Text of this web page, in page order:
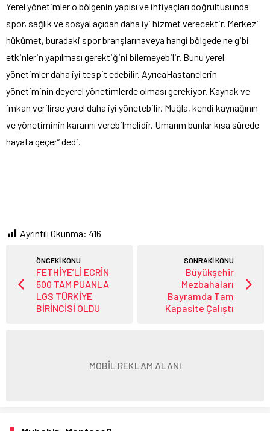
Yerel yönetimler o bölgenin yapısı ve ihtiyaçları doğrultusunda
spor, sağlık ve sosyal açıdan daha iyi hizmet verecektir. Merkezi
hükümet, buradaki spor branşlarınaveya hangi bölgede ne gibi
etkinlerin yapılması gerektiğini bilemeyebilir. Bunu yerel
yönetimler daha iyi tespit edebilir. AyrıcaHastanelerin
yönetiminin deyerel yönetimlerde olması gerekiyor. Kaynak ve
imkan verilirse yerel daha iyi yönetebilir. Muğla, kendi kaynağının
ve yönetiminin kararını verebilmelidir. Umarım bunlar kısa sürede
hayata geçer” dedi.
Ayrıntılı Okunma: 416
ÖNCEKİ KONU
FETHİYE’Lİ ECRİN
500 TAM PUANLA
LGS TÜRKİYE
BİRİNCİSİ OLDU
SONRAKİ KONU
Büyükşehir
Mezbahaları
Bayramda Tam
Kapasite Çalıştı
MOBİL REKLAM ALANI